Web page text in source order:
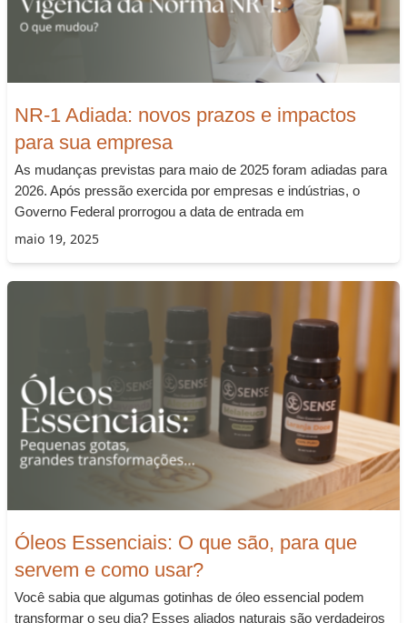
NR-1 Adiada: novos prazos e impactos
para sua empresa
As mudanças previstas para maio de 2025 foram adiadas para
2026. Após pressão exercida por empresas e indústrias, o
Governo Federal prorrogou a data de entrada em
maio 19, 2025
Óleos Essenciais: O que são, para que
servem e como usar?
Você sabia que algumas gotinhas de óleo essencial podem
transformar o seu dia? Esses aliados naturais são verdadeiros